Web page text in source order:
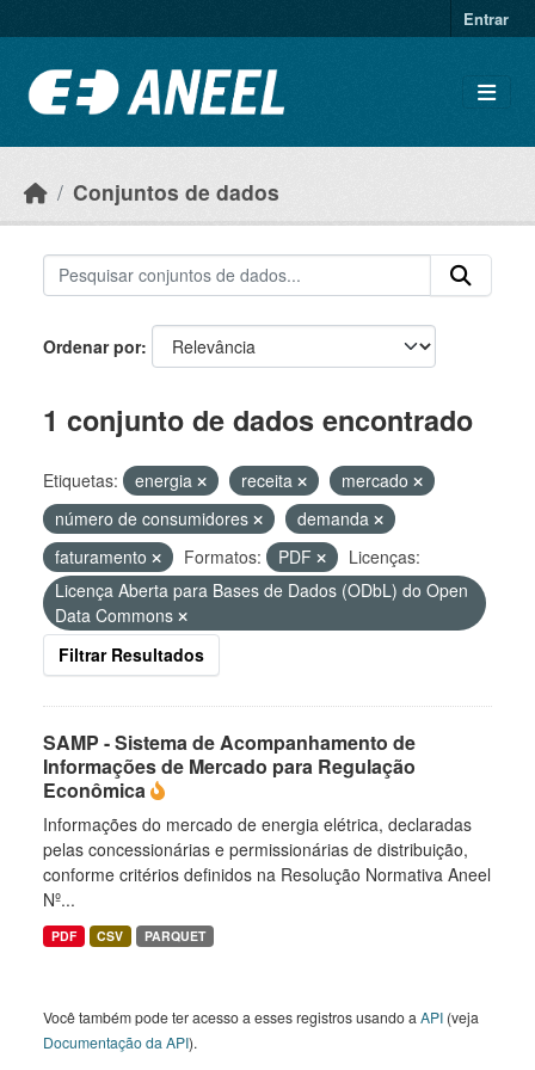
Entrar
Conjuntos de dados
Ordenar por
1 conjunto de dados encontrado
Etiquetas: energia receita
mercado
número de consumidores
demanda
faturamento
Formatos: PDF
Licenças:
Licença Aberta para Bases de Dados (ODbL) do Open
Data Commons
Filtrar Resultados
SAMP - Sistema de Acompanhamento de
Informações de Mercado para Regulação
Econômica
Informações do mercado de energia elétrica, declaradas
pelas concessionárias e permissionárias de distribuição,
conforme critérios definidos na Resolução Normativa Aneel
Nº...
PDF CSV PARQUET
Você também pode ter acesso a esses registros usando a API (veja
Documentação da API).